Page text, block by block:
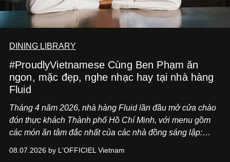
DINING LIBRARY
#ProudlyVietnamese Cùng Ben Phạm ăn
ngon, mặc đẹp, nghe nhạc hay tại nhà hàng
Fluid
Tháng 4 năm 2026, nhà hàng Fluid lần đầu mở cửa chào
đón thực khách Thành phố Hồ Chí Minh, với menu gồm
các món ăn tâm đắc nhất của các nhà đồng sáng lập:
món ăn đa dạng từ Á đến Âu nhanh chóng được yêu thích
08.07.2026 by L'OFFICIEL Vietnam